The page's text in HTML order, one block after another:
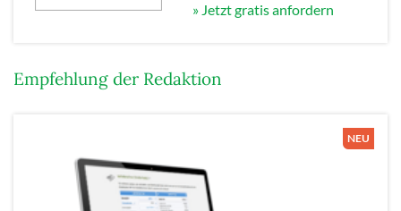
» Jetzt gratis anfordern
Empfehlung der Redaktion